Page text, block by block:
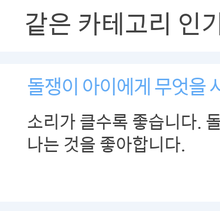
같은 카테고리 인
돌쟁이 아이에게 무엇을
소리가 클수록 좋습니다.
나는 것을 좋아합니다.